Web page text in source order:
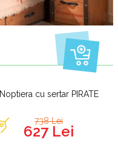
Noptiera cu sertar PIRATE
738 Lei
627 Lei